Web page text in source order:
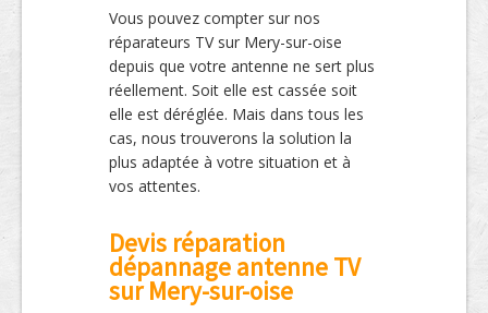
Vous pouvez compter sur nos
réparateurs TV sur Mery-sur-oise
depuis que votre antenne ne sert plus
réellement. Soit elle est cassée soit
elle est déréglée. Mais dans tous les
cas, nous trouverons la solution la
plus adaptée à votre situation et à
vos attentes.
Devis réparation
dépannage antenne TV
sur Mery-sur-oise